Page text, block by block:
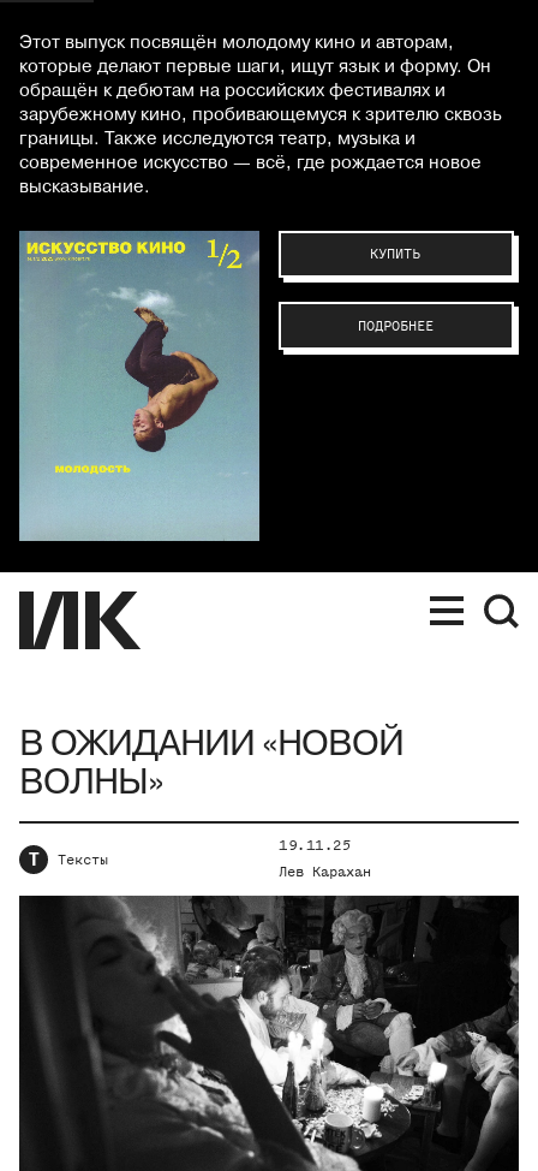
Этот выпуск посвящён молодому кино и авторам,
которые делают первые шаги, ищут язык и форму. Он
обращён к дебютам на российских фестивалях и
зарубежному кино, пробивающемуся к зрителю сквозь
границы. Также исследуются театр, музыка и
современное искусство — всё, где рождается новое
высказывание.
КУПИТЬ
ПОДРОБНЕЕ
В ОЖИДАНИИ «НОВОЙ
ВОЛНЫ»
Т Тексты
19.11.25
Лев Карахан